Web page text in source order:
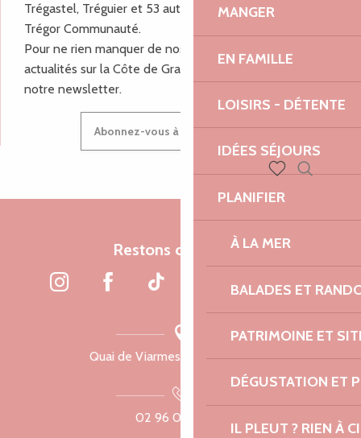
MANGER
EN FAMILLE
LOISIRS - DÉTENTE
IDÉES SÉJOURS
PLANIFIER
À LA MER
BALADES ET
PATRIMOINE ET
DÉGUSTATION ET
IL PLEUT ? RIEN À
Voir les favoris
Trégastel, Tréguier et 53 autres communes de Lannion-
Trégor Communauté.
Pour ne rien manquer de nos bons plans et nos
actualités sur la Côte de Granit Rose, inscrivez-vous à
notre newsletter.
Abonnez-vous à notre newsletter
Restons connectés
Quai de Viarmes, 22300 Lannion
02 96 05 60 70